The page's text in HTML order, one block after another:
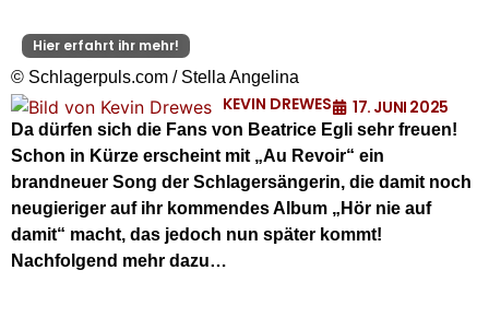
Hier erfahrt ihr mehr!
© Schlagerpuls.com / Stella Angelina
KEVIN DREWES 17. JUNI 2025
Da dürfen sich die Fans von Beatrice Egli sehr freuen!
Schon in Kürze erscheint mit „Au Revoir“ ein
brandneuer Song der Schlagersängerin, die damit noch
neugieriger auf ihr kommendes Album „Hör nie auf
damit“ macht, das jedoch nun später kommt!
Nachfolgend mehr dazu…